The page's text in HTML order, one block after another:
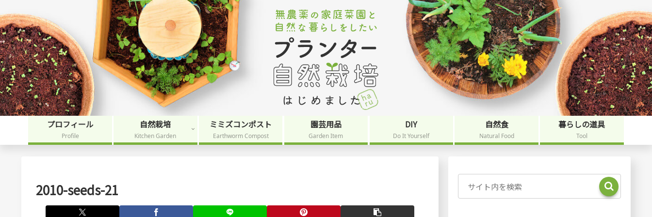
プロフィール
Profile
自然栽培
Kitchen Garden
ミミズコンポスト
Earthworm Compost
園芸用品
Garden Item
DIY
Do It Yourself
自然食
Natural Food
暮らしの道具
Tool
2010-seeds-21